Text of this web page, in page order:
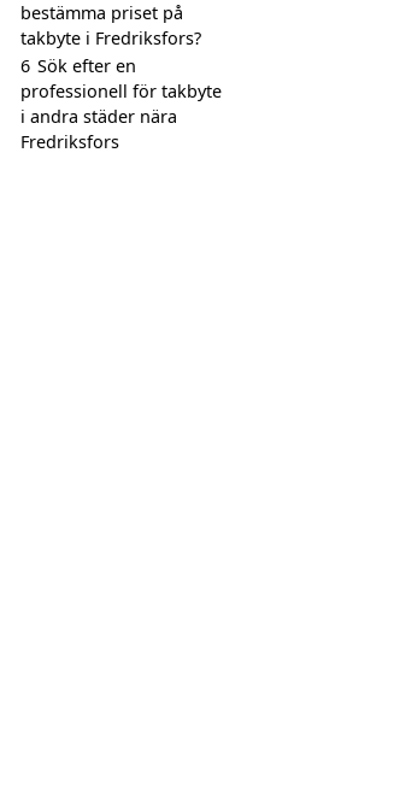
bestämma priset på
takbyte i Fredriksfors?
6 Sök efter en
professionell för takbyte
i andra städer nära
Fredriksfors